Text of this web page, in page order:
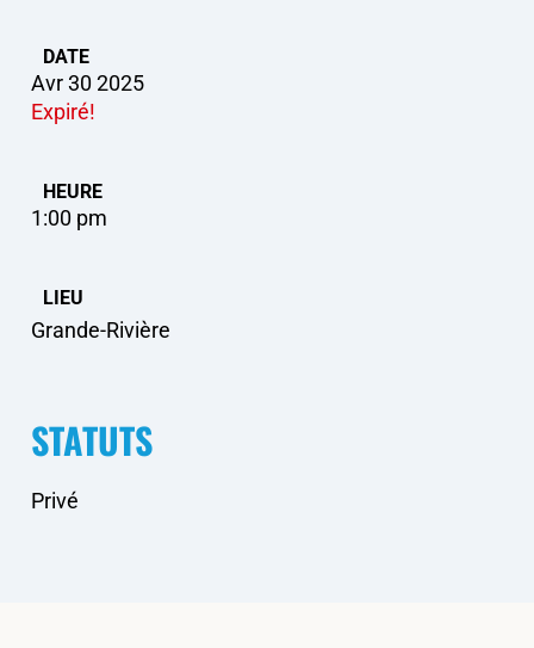
DATE
Avr 30 2025
Expiré!
HEURE
1:00 pm
LIEU
Grande-Rivière
STATUTS
Privé